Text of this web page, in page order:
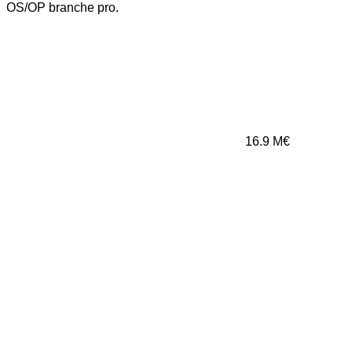
OS/OP branche pro.
16.9 M€